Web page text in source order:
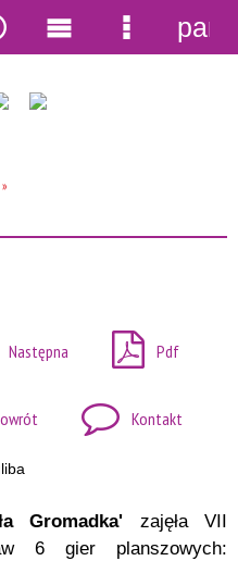
Następna Pdf
Kontakt
Gromadka' zajęła VII
6 gier planszowych:
Menu
główne
Menu